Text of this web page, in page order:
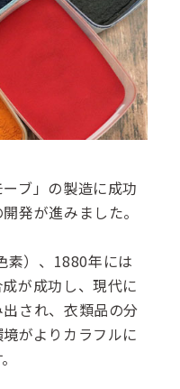
ブ」の製造に成功
発が進みました。
素）、1880年には
が成功し、現代に
され、衣類品の分
がよりカラフルに